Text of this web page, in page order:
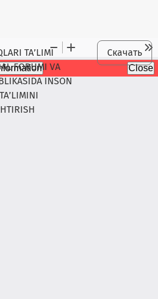
qaytish
TA’LIMI
FORUMI VA
INSON
Скачать